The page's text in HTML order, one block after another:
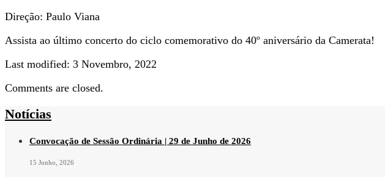
Direção: Paulo Viana
Assista ao último concerto do ciclo comemorativo do 40º aniversário da Camerata!
Last modified: 3 Novembro, 2022
Comments are closed.
Notícias
Convocação de Sessão Ordinária | 29 de Junho de 2026
15 Junho, 2026